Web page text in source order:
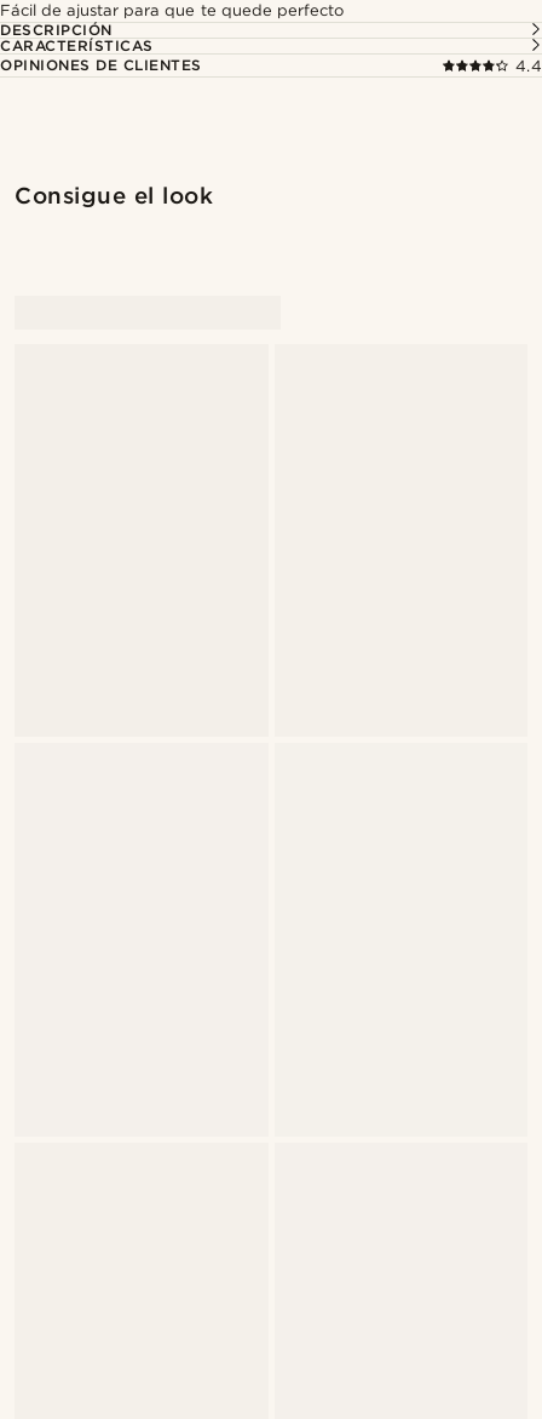
Fácil de ajustar para que te quede perfecto
DESCRIPCIÓN
CARACTERÍSTICAS
OPINIONES DE CLIENTES
4.4
Consigue el look